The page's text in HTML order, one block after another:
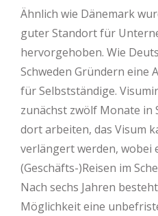
Ähnlich wie Dänemark
guter Standort für
hervorgehoben. Wie
Schweden Gründern
für Selbstständige.
zunächst zwölf Monate in
dort arbeiten, das Visum
verlängert werden, wobei
(Geschäfts-)Reisen im
Nach sechs Jahren
Möglichkeit eine